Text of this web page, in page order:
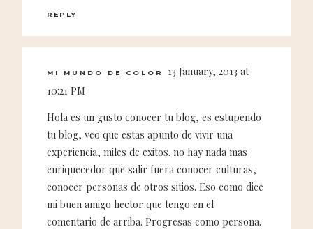
REPLY
MI MUNDO DE COLOR
13 January, 2013 at
10:21 PM
Hola es un gusto conocer tu blog, es estupendo
tu blog, veo que estas apunto de vivir una
experiencia, miles de exitos. no hay nada mas
enriquecedor que salir fuera conocer culturas,
conocer personas de otros sitios. Eso como dice
mi buen amigo hector que tengo en el
comentario de arriba. Progresas como persona.